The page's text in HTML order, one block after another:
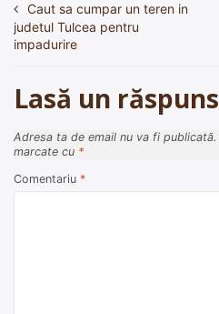
Navigare
în
Caut sa cumpar un teren in
judetul Tulcea pentru
impadurire
Lasă un răspuns
Adresa ta de email nu va fi publicată.
marcate cu *
Comentariu *